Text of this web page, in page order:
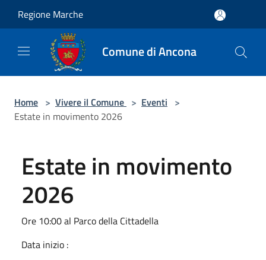
Regione Marche
Comune di Ancona
Home > Vivere il Comune > Eventi >
Estate in movimento 2026
Estate in movimento
2026
Ore 10:00 al Parco della Cittadella
Data inizio :